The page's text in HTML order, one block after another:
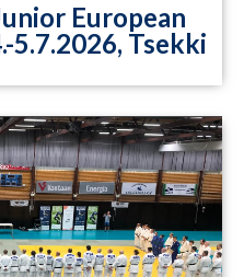
European
5.7.2026, Tsekki